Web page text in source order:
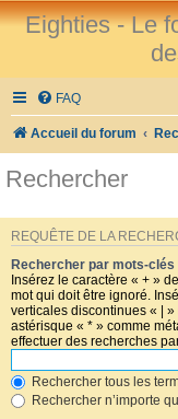
Eighties - Le
FAQ
Accueil du forum
Rechercher
REQUÊTE DE LA
Rechercher par mots-clés
Insérez le caractère « + »
mot qui doit être ignoré.
verticales discontinues « |
astérisque « * » comme
effectuer des recherches
Rechercher tous les
Rechercher n’importe